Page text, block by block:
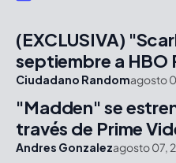
(EXCLUSIVA)
septiembre a HBO
Ciudadano Randomagosto
"Madden" se
través de Prime
Andres Gonzalezagosto 07,